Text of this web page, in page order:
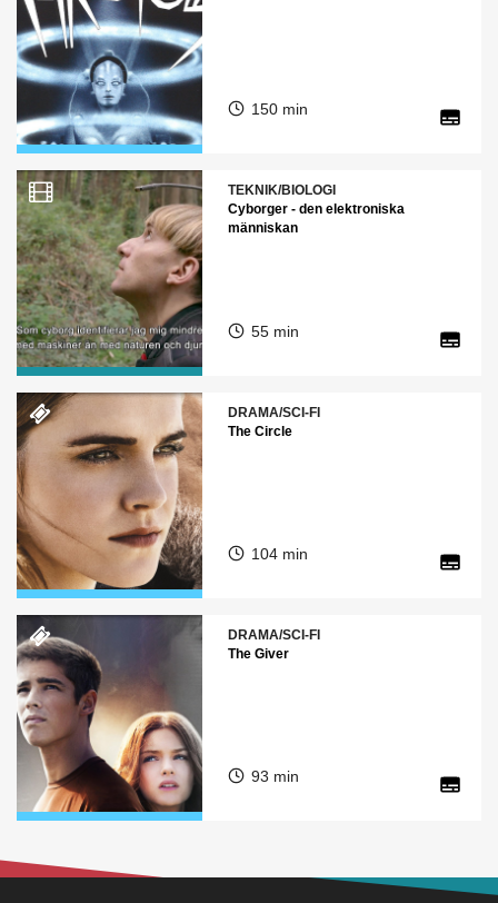
150 min
TEKNIK/BIOLOGI
Cyborger - den elektroniska
människan
55 min
DRAMA/SCI-FI
The Circle
104 min
DRAMA/SCI-FI
The Giver
93 min